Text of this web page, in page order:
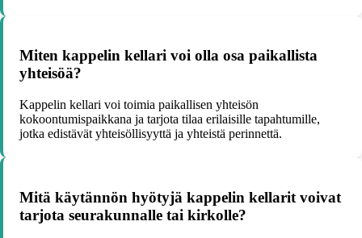
Miten kappelin kellari voi olla osa paikallista
yhteisöä?
Kappelin kellari voi toimia paikallisen yhteisön
kokoontumispaikkana ja tarjota tilaa erilaisille tapahtumille,
jotka edistävät yhteisöllisyyttä ja yhteistä perinnettä.
Mitä käytännön hyötyjä kappelin kellarit voivat
tarjota seurakunnalle tai kirkolle?